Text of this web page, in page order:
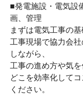
■発電施設・電気設
画、管理
まずは電気工事の
工事現場で協力会
しながら、
工事の進め方や気を
どこを効率化して
ください。